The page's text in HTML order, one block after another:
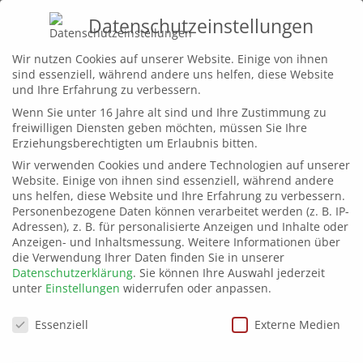
Home
Leistungen
Projekte
Wir
Kontakt
Datenschutzeinstellungen
Wir nutzen Cookies auf unserer Website. Einige von ihnen
sind essenziell, während andere uns helfen, diese Website
und Ihre Erfahrung zu verbessern.
Wenn Sie unter 16 Jahre alt sind und Ihre Zustimmung zu
freiwilligen Diensten geben möchten, müssen Sie Ihre
Erziehungsberechtigten um Erlaubnis bitten.
Wir verwenden Cookies und andere Technologien auf unserer
Website. Einige von ihnen sind essenziell, während andere
uns helfen, diese Website und Ihre Erfahrung zu verbessern.
Personenbezogene Daten können verarbeitet werden (z. B. IP-
Adressen), z. B. für personalisierte Anzeigen und Inhalte oder
Anzeigen- und Inhaltsmessung. Weitere Informationen über
die Verwendung Ihrer Daten finden Sie in unserer
Datenschutzerklärung. Sie können Ihre Auswahl jederzeit
unter Einstellungen widerrufen oder anpassen.
Datenschutzeinstellungen
Essenziell Externe Medien